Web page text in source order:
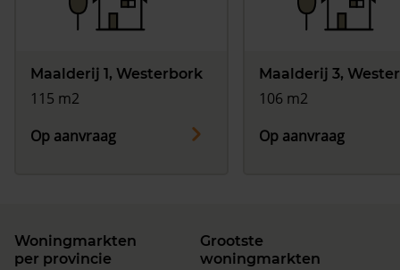
Maalderij 1, Westerbork
115 m2
Op aanvraag
Maalderij 3,
106 m2
Op aanvraag
Woningmarkten
per provincie
Grootste
woningmarkten